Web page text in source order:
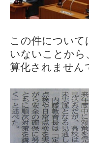
この件について
いないことから
算化されません